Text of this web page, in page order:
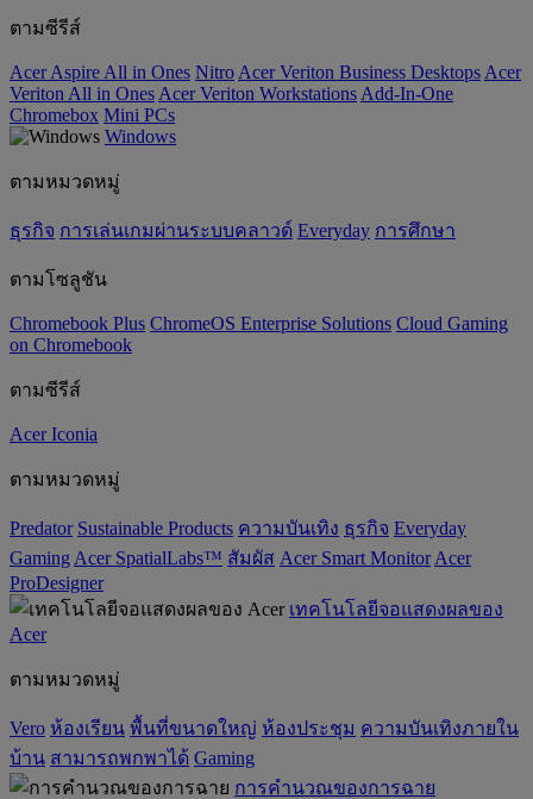
ตามซีรีส์
Acer Aspire All in Ones Nitro Acer Veriton Business Desktops Acer
Veriton All in Ones Acer Veriton Workstations Add-In-One
Chromebox Mini PCs
Windows
ตามหมวดหมู่
ธุรกิจ การเล่นเกมผ่านระบบคลาวด์ Everyday การศึกษา
ตามโซลูชัน
Chromebook Plus ChromeOS Enterprise Solutions Cloud Gaming
on Chromebook
ตามซีรีส์
Acer Iconia
ตามหมวดหมู่
Predator ‌Sustainable Products ความบันเทิง ธุรกิจ Everyday
Gaming Acer SpatialLabs™ สัมผัส Acer Smart Monitor Acer
ProDesigner
เทคโนโลยีจอแสดงผลของ
Acer
ตามหมวดหมู่
Vero ห้องเรียน พื้นที่ขนาดใหญ่ ห้องประชุม ความบันเทิงภายใน
บ้าน สามารถพกพาได้ Gaming
การคำนวณของการฉาย